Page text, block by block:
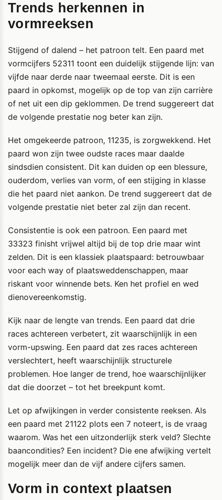
Trends herkennen in
vormreeksen
Stijgend of dalend – het patroon telt. Een paard met
vormcijfers 52311 toont een duidelijk stijgende lijn: van
vijfde naar derde naar tweemaal eerste. Dit is een
paard in opkomst, mogelijk op de top van zijn carrière
of net uit een dip geklommen. De trend suggereert dat
de volgende prestatie nog beter kan zijn.
Het omgekeerde patroon, 11235, is zorgwekkend. Het
paard won zijn twee oudste races maar daalde
sindsdien consistent. Dit kan duiden op een blessure,
ouderdom, verlies van vorm, of een stijging in klasse
die het paard niet aankon. De trend suggereert dat de
volgende prestatie niet beter zal zijn dan recent.
Consistentie is ook een patroon. Een paard met
33323 finisht vrijwel altijd bij de top drie maar wint
zelden. Dit is een klassiek plaatspaard: betrouwbaar
voor each way of plaatsweddenschappen, maar
riskant voor winnende bets. Ken het profiel en wed
dienovereenkomstig.
Kijk naar de lengte van trends. Een paard dat drie
races achtereen verbetert, zit waarschijnlijk in een
vorm-upswing. Een paard dat zes races achtereen
verslechtert, heeft waarschijnlijk structurele
problemen. Hoe langer de trend, hoe waarschijnlijker
dat die doorzet – tot het breekpunt komt.
Let op afwijkingen in verder consistente reeksen. Als
een paard met 21122 plots een 7 noteert, is de vraag
waarom. Was het een uitzonderlijk sterk veld? Slechte
baancondities? Een incident? Die ene afwijking vertelt
mogelijk meer dan de vijf andere cijfers samen.
Vorm in context plaatsen